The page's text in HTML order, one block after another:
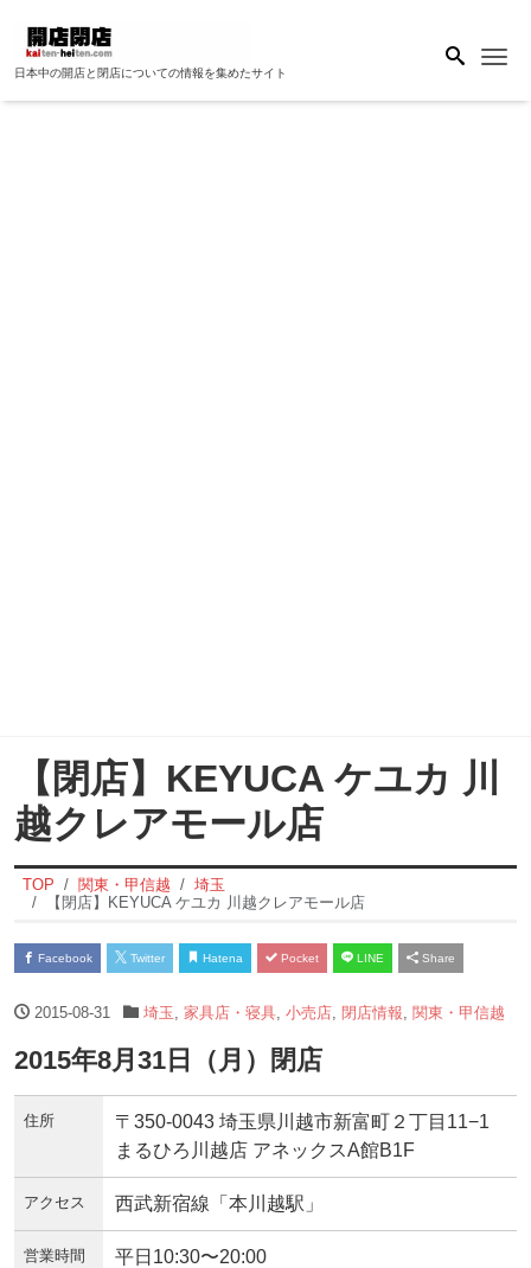
日本中の開店と閉店についての情報を集めたサイト
【閉店】KEYUCA ケユカ 川
越クレアモール店
TOP 関東・甲信越
埼玉
【閉店】KEYUCA ケユカ 川越クレアモール店
Facebook Twitter Hatena Pocket LINE Share
2015-08-31 埼玉 家具店・寝具, 小売店, 閉店情報 関東・甲信越
2015年8月31日（月）閉店
住所
〒350-0043 埼玉県川越市新富町２丁目11−1
まるひろ川越店 アネックスA館B1F
アクセス 西武新宿線「本川越駅」
営業時間
平日10:30〜20:00